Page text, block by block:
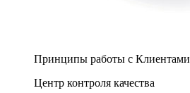
Принципы работы с Клиентами
Центр контроля качества